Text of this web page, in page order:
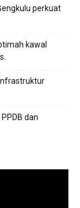
perkuat
kawal
dan